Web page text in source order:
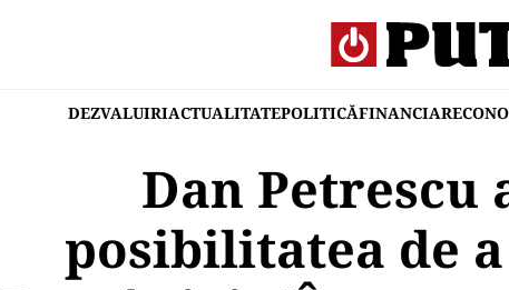
DEZVALUIRIACTUALITATEPOLITICĂFINANCIAR
Dan Petrescu
posibilitatea de